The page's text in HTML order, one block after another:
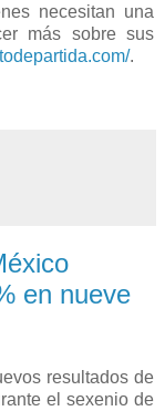
necesitan una
más sobre sus
.
en nueve
resultados de
el sexenio de